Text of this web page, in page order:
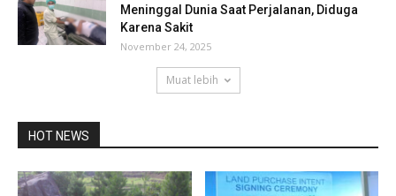
Meninggal Dunia Saat Perjalanan, Diduga
Karena Sakit
November 24, 2025
Muat lebih
HOT NEWS